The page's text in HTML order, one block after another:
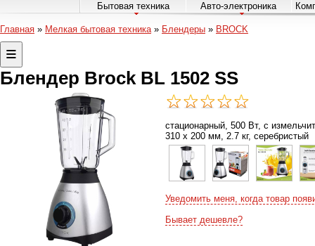
Бытовая техника Авто-электроника
Главная » Мелкая бытовая техника» Блендеры » BROCK
Блендер Brock BL 1502 SS
стационарный, 500 Вт, с
310 х 200 мм, 2.7 кг, серебристый
Уведомить меня, когда товар
Бывает дешевле?